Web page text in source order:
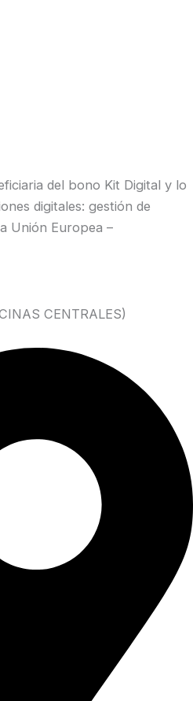
del bono Kit Digital y lo
digitales: gestión de
Unión Europea –
CENTRALES)